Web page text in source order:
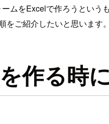
ムをExcelで作ろうというも
ご紹介したいと思います。
作る時